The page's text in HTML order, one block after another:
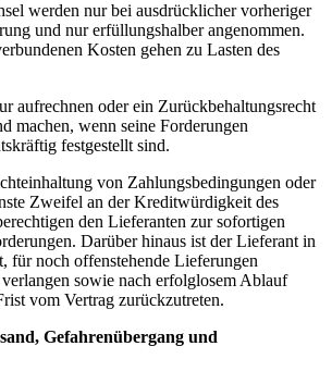
werden nur bei ausdrücklicher vorheriger
und nur erfüllungshalber angenommen.
Kosten gehen zu Lasten des
aufrechnen oder ein Zurückbehaltungsrecht
machen, wenn seine Forderungen
festgestellt sind.
von Zahlungsbedingungen oder
Zweifel an der Kreditwürdigkeit des
den Lieferanten zur sofortigen
Darüber hinaus ist der Lieferant in
für noch offenstehende Lieferungen
sowie nach erfolglosem Ablauf
vom Vertrag zurückzutreten.
Gefahrenübergang und